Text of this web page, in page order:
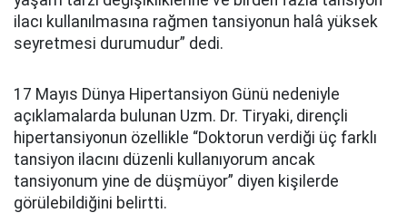
ilacı kullanılmasına rağmen tansiyonun halâ yüksek
seyretmesi durumudur” dedi.
17 Mayıs Dünya Hipertansiyon Günü nedeniyle
açıklamalarda bulunan Uzm. Dr. Tiryaki, dirençli
hipertansiyonun özellikle “Doktorun verdiği üç farklı
tansiyon ilacını düzenli kullanıyorum ancak
tansiyonum yine de düşmüyor” diyen kişilerde
görülebildiğini belirtti.